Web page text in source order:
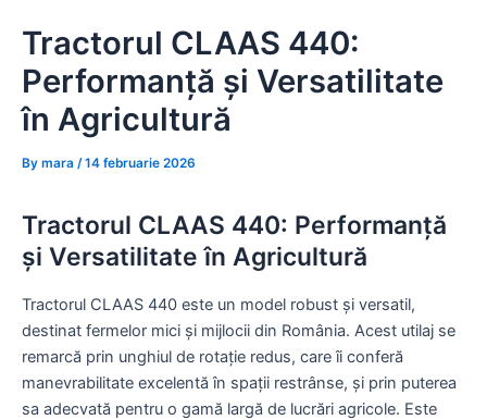
content
Tractorul CLAAS 440:
Performanță și Versatilitate
în Agricultură
By mara /14 februarie 2026
Tractorul CLAAS 440: Performanță
și Versatilitate în Agricultură
Tractorul CLAAS 440 este un model robust și versatil,
destinat fermelor mici și mijlocii din România. Acest utilaj se
remarcă prin unghiul de rotație redus, care îi conferă
manevrabilitate excelentă în spații restrânse, și prin puterea
sa adecvată pentru o gamă largă de lucrări agricole. Este